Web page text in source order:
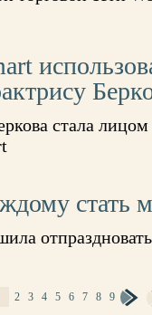
стала
стать
2 3 4 5 6 7 8 9